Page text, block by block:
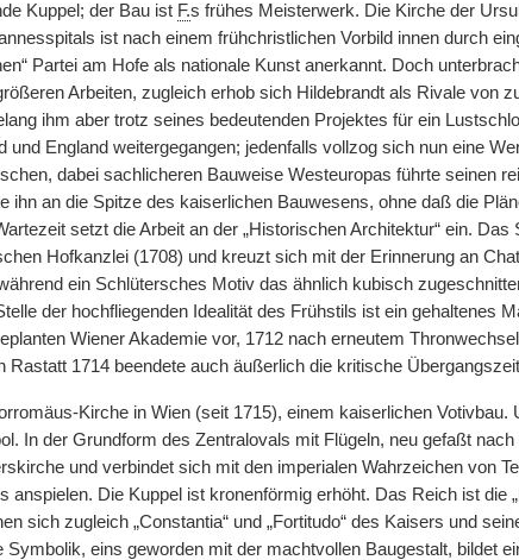
Kuppel; der Bau ist F.s frühes Meisterwerk. Die Kirche der
ist nach einem frühchristlichen Vorbild innen durch
Partei am Hofe als nationale Kunst anerkannt. Doch
Arbeiten, zugleich erhob sich Hildebrandt als Rivale von
ihm aber trotz seines bedeutenden Projektes für ein
und England weitergegangen; jedenfalls vollzog sich nun eine
dabei sachlicheren Bauweise Westeuropas führte seinen
ihn an die Spitze des kaiserlichen Bauwesens, ohne daß die
setzt die Arbeit an der „Historischen Architektur“ ein. Das
Hofkanzlei (1708) und kreuzt sich mit der Erinnerung an
ein Schlütersches Motiv das ähnlich kubisch
der hochfliegenden Idealität des Frühstils ist ein gehaltenes
Wiener Akademie vor, 1712 nach erneutem
Rastatt 1714 beendete auch äußerlich die kritische
Kirche in Wien (seit 1715), einem kaiserlichen Votivbau.
In der Grundform des Zentralovals mit Flügeln, neu gefaßt
und verbindet sich mit den imperialen Wahrzeichen von
anspielen. Die Kuppel ist kronenförmig erhöht. Das Reich ist die
sich zugleich „Constantia“ und „Fortitudo“ des Kaisers und
eins geworden mit der machtvollen Baugestalt, bildet